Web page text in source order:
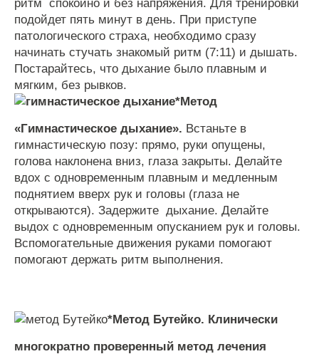
ритм спокойно и без напряжения. Для тренировки
подойдет пять минут в день. При приступе
патологического страха, необходимо сразу
начинать стучать знакомый ритм (7:11) и дышать.
Постарайтесь, что дыхание было плавным и
мягким, без рывков.
*Метод
«Гимнастическое дыхание». Встаньте в
гимнастическую позу: прямо, руки опущены,
голова наклонена вниз, глаза закрыты. Делайте
вдох с одновременным плавным и медленным
поднятием вверх рук и головы (глаза не
открываются). Задержите дыхание. Делайте
выдох с одновременным опусканием рук и головы.
Вспомогательные движения руками помогают
помогают держать ритм выполнения.
*Метод Бутейко. Клинически
многократно проверенный метод лечения